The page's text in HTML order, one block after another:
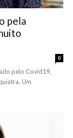
pela
0
pelo Covid19,
Um